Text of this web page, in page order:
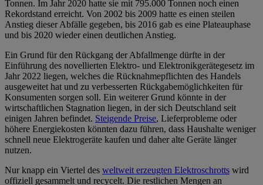
Tonnen. Im Jahr 2020 hatte sie mit 795.000 Tonnen noch einen
Rekordstand erreicht. Von 2002 bis 2009 hatte es einen steilen
Anstieg dieser Abfälle gegeben, bis 2016 gab es eine Plateauphase
und bis 2020 wieder einen deutlichen Anstieg.
Ein Grund für den Rückgang der Abfallmenge dürfte in der
Einführung des novellierten Elektro- und Elektronikgerätegesetz im
Jahr 2022 liegen, welches die Rücknahmepflichten des Handels
ausgeweitet hat und zu verbesserten Rückgabemöglichkeiten für
Konsumenten sorgen soll. Ein weiterer Grund könnte in der
wirtschaftlichen Stagnation liegen, in der sich Deutschland seit
einigen Jahren befindet. Steigende Preise, Lieferprobleme oder
höhere Energiekosten könnten dazu führen, dass Haushalte weniger
schnell neue Elektrogeräte kaufen und daher alte Geräte länger
nutzen.
Nur knapp ein Viertel des weltweit erzeugten Elektroschrotts wird
offiziell gesammelt und recycelt. Die restlichen Mengen an